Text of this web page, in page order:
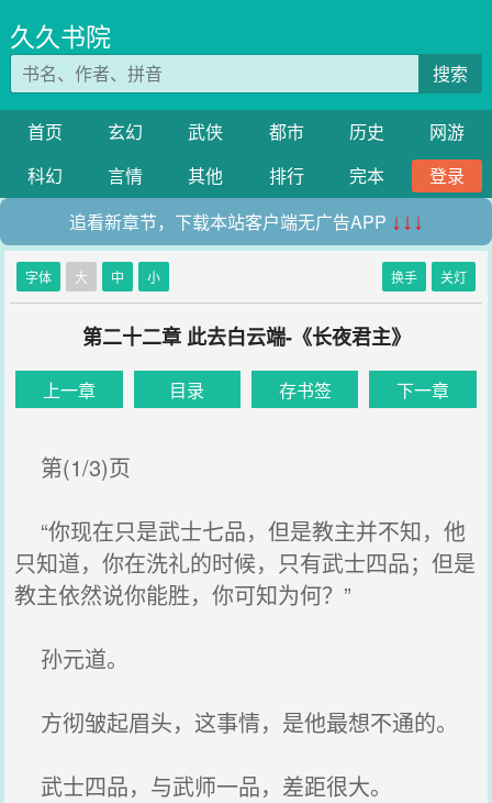
久久书院
搜索
首页 玄幻 武侠 都市 历史
网游
科幻
言情 其他 排行 完本
登录
追看新章节，下载本站客户端无广告APP ↓↓↓
字体 大 中 小 换手 关灯
第二十二章 此去白云端-《长夜君主》
上一章 目录 存书签 下一章
第(1/3)页
“你现在只是武士七品，但是教主并不知，他
只知道，你在洗礼的时候，只有武士四品；但是
教主依然说你能胜，你可知为何？”
孙元道。
方彻皱起眉头，这事情，是他最想不通的。
武士四品，与武师一品，差距很大。